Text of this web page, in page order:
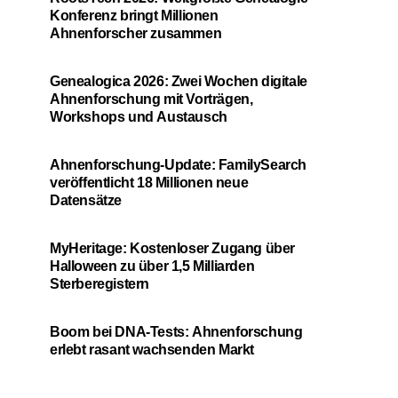
Konferenz bringt Millionen
Ahnenforscher zusammen
Genealogica 2026: Zwei Wochen digitale
Ahnenforschung mit Vorträgen,
Workshops und Austausch
Ahnenforschung-Update: FamilySearch
veröffentlicht 18 Millionen neue
Datensätze
MyHeritage: Kostenloser Zugang über
Halloween zu über 1,5 Milliarden
Sterberegistern
Boom bei DNA-Tests: Ahnenforschung
erlebt rasant wachsenden Markt